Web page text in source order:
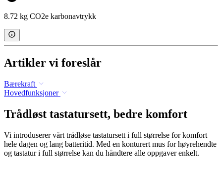
8.72 kg CO2e karbonavtrykk
Artikler vi foreslår
Bærekraft
Hovedfunksjoner
Trådløst tastatursett, bedre komfort
Vi introduserer vårt trådløse tastatursett i full størrelse for komfort
hele dagen og lang batteritid. Med en konturert mus for høyrehendte
og tastatur i full størrelse kan du håndtere alle oppgaver enkelt.